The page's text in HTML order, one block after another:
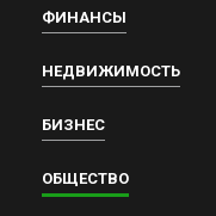
ФИНАНСЫ
НЕДВИЖИМОСТЬ
БИЗНЕС
ОБЩЕСТВО